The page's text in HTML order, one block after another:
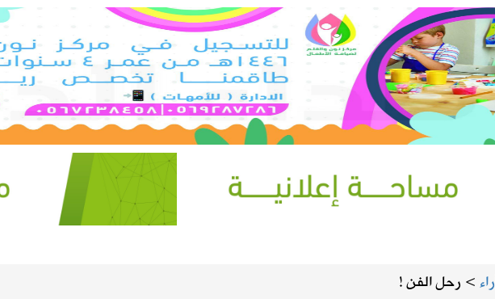
ساسرف تعلن عن وظائف شاغرة
تحذر من مشاركة بيانات المنشآت عبر مواقع غير موثوقة
تعلن القائمة الأولية المترشحة لرئاسة وعضوية مجلس إدارة الاتحاد السعودي لكرة القدم
يضرب بقوة.. الصين تغلق المدارس وتوقف الملاحة تحسبًا لكارثة
للنقل تعتمد اللائحة التنفيذية لنقل البضائع بالدراجات الآلية
> رحل الفن !